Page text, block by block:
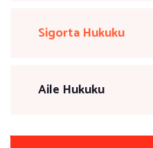
Sigorta Hukuku
Aile Hukuku